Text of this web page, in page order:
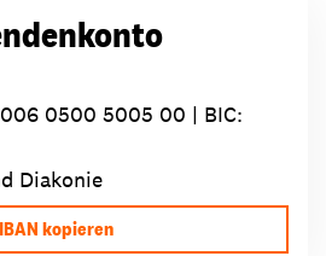
0500 5005 00 | BIC:
Diakonie
IBAN kopieren